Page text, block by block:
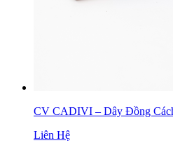
CV CADIVI – Dây Đồng
Liên Hệ